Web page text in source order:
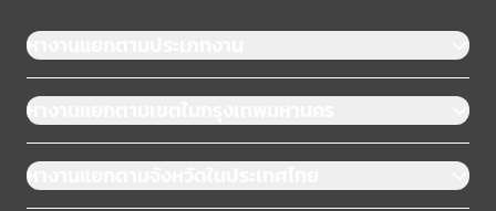
หางานแยกตามประเภทงาน
หางานแยกตามเขตในกรุงเทพมหานคร
หางานแยกตามจังหวัดในประเทศไทย